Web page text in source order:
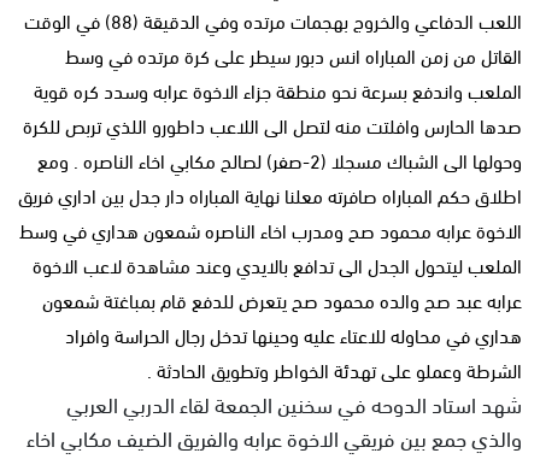
اللعب الدفاعي والخروج بهجمات مرتده وفي الدقيقة (88) في الوقت
القاتل من زمن المباراه انس دبور سيطر على كرة مرتده في وسط
الملعب واندفع بسرعة نحو منطقة جزاء الاخوة عرابه وسدد كره قوية
صدها الحارس وافلتت منه لتصل الى اللاعب داطورو اللذي تربص للكرة
وحولها الى الشباك مسجلا (2-صفر) لصالح مكابي اخاء الناصره . ومع
اطلاق حكم المباراه صافرته معلنا نهاية المباراه دار جدل بين اداري فريق
الاخوة عرابه محمود صح ومدرب اخاء الناصره شمعون هداري في وسط
الملعب ليتحول الجدل الى تدافع بالايدي وعند مشاهدة لاعب الاخوة
عرابه عبد صح والده محمود صح يتعرض للدفع قام بمباغتة شمعون
هداري في محاوله للاعتاء عليه وحينها تدخل رجال الحراسة وافراد
الشرطة وعملو على تهدئة الخواطر وتطويق الحادثة .
شهد استاد الدوحه في سخنين الجمعة لقاء الدربي العربي
والذي جمع بين فريقي الاخوة عرابه والفريق الضيف مكابي اخاء